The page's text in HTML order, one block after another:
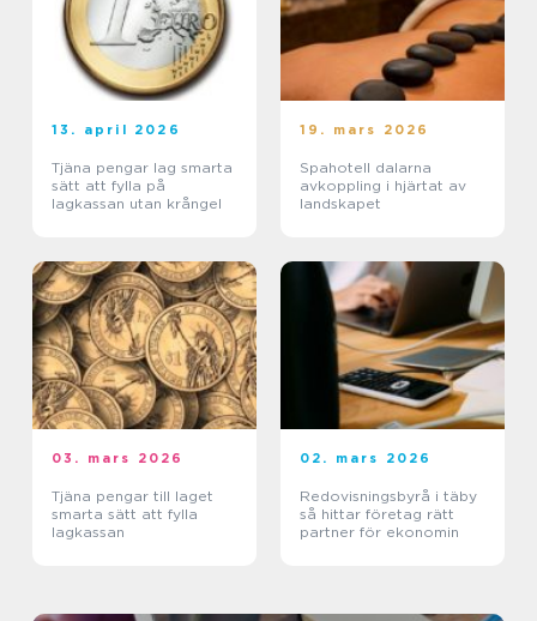
13. april 2026
Tjäna pengar lag smarta
sätt att fylla på
lagkassan utan krångel
19. mars 2026
Spahotell dalarna
avkoppling i hjärtat av
landskapet
03. mars 2026
Tjäna pengar till laget
smarta sätt att fylla
lagkassan
02. mars 2026
Redovisningsbyrå i täby
så hittar företag rätt
partner för ekonomin